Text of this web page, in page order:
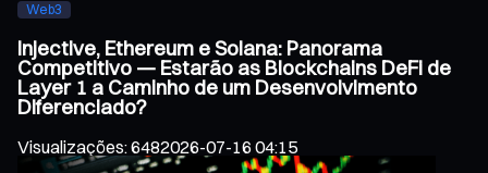
Web3
Injective, Ethereum e Solana: Panorama
Competitivo — Estarão as Blockchains DeFi de
Layer 1 a Caminho de um Desenvolvimento
Diferenciado?
Visualizações:6482026-07-16 04:15